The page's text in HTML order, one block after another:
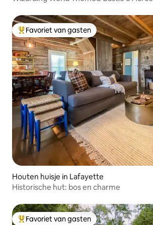
Topfavoriet van gasten
Favoriet van gasten
Houten huisje in Lafayette
Historische hut: bos en charme
Favoriet van gasten